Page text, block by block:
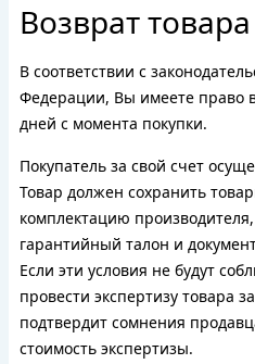
Возврат товара
В соответствии с
Федерации, Вы имеете право
дней с момента покупки.
Покупатель за свой счет
Товар должен сохранить
комплектацию
гарантийный талон и
Если эти условия не будут
провести экспертизу товара
подтвердит сомнения
стоимость экспертизы.